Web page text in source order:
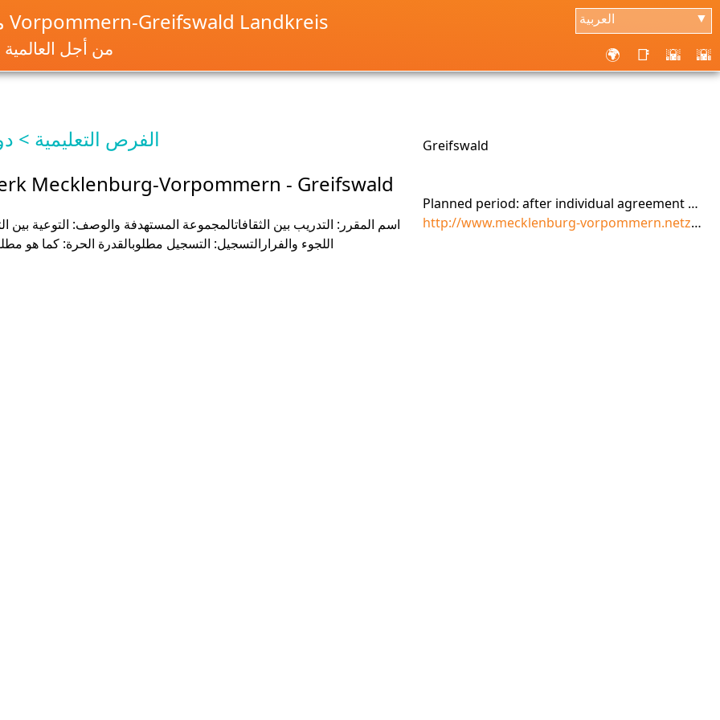
العربية ▼ مرحبًا بكم في Vorpommern-Greifswald Landkreis
من أجل العالمية 🌍 📑 🌇 🌇
الفرص التعليمية >
Mecklenburg-Vorpommern - Greifswald
اسم المقرر: التدريب بين الثقافاتالمجموعة المستهدفة والوصف: التوعية بين
اللجوء والفرارالتسجيل: التسجيل مطلوبالقدرة الحرة: كما هو
Greifswald
Planned period: after individual agreement with the respective institutions .Time: after individual arrangement with the respective institutions
http://www.mecklenburg-vorpommern.netzwerk-iq.de